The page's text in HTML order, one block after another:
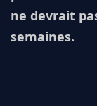
ne devrait
semaines.